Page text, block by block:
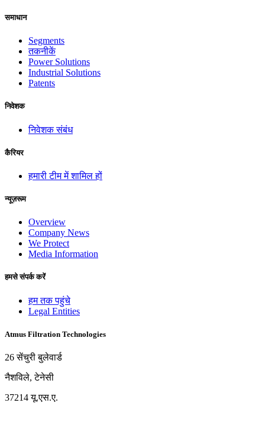
समाधान
Segments
तकनीकें
Power Solutions
Industrial Solutions
Patents
निवेशक
निवेशक संबंध
कैरियर
हमारी टीम में शामिल हों
न्यूज़रूम
Overview
Company News
We Protect
Media Information
हमसे संपर्क करें
हम तक पहुंचे
Legal Entities
Atmus Filtration Technologies
26 सेंचुरी बुलेवार्ड
नैशविले, टेनेसी
37214 यू.एस.ए.